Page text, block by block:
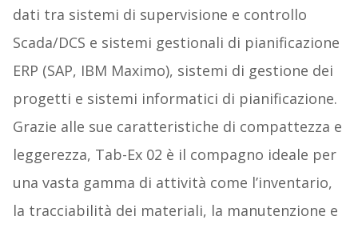
dati tra sistemi di supervisione e controllo
Scada/DCS e sistemi gestionali di pianificazione
ERP (SAP, IBM Maximo), sistemi di gestione dei
progetti e sistemi informatici di pianificazione.
Grazie alle sue caratteristiche di compattezza e
leggerezza, Tab-Ex 02 è il compagno ideale per
una vasta gamma di attività come l’inventario,
la tracciabilità dei materiali, la manutenzione e